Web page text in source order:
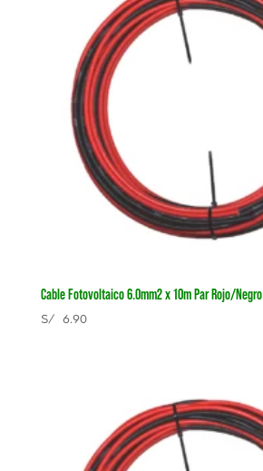
Cable Fotovoltaico 6.0mm2 x 10m Par Rojo/Negro
S/6.90